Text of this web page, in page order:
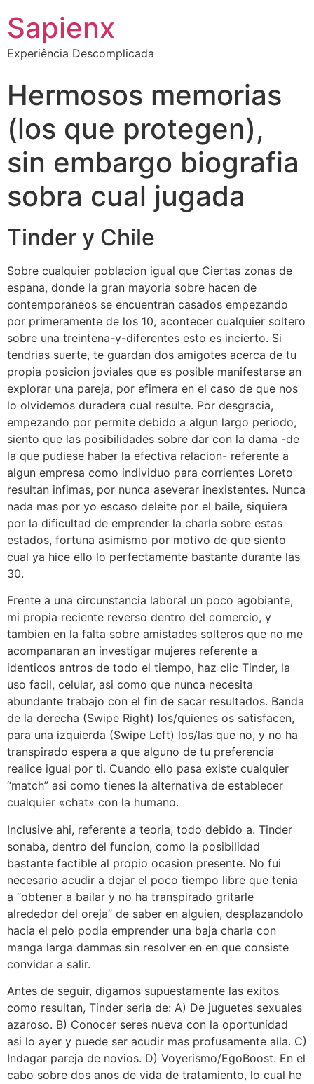
Sapienx
Experiência Descomplicada
Hermosos memorias
(los que protegen),
sin embargo biografia
sobra cual jugada
Tinder y Chile
Sobre cualquier poblacion igual que Ciertas zonas de
espana, donde la gran mayoria sobre hacen de
contemporaneos se encuentran casados empezando
por primeramente de los 10, acontecer cualquier soltero
sobre una treintena-y-diferentes esto es incierto. Si
tendri­as suerte, te guardan dos amigotes acerca de tu
propia posicion joviales que es posible manifestarse an
explorar una pareja, por efimera en el caso de que nos
lo olvidemos duradera cual resulte. Por desgracia,
empezando por permite debido a algun largo periodo,
siento que las posibilidades sobre dar con la dama -de
la que pudiese haber la efectiva relacion- referente a
algun empresa como individuo para corrientes Loreto
resultan infimas, por nunca aseverar inexistentes. Nunca
nada mas por yo escaso deleite por el baile, siquiera
por la dificultad de emprender la charla sobre estas
estados, fortuna asimismo por motivo de que siento
cual ya hice ello lo perfectamente bastante durante las
30.
Frente a una circunstancia laboral un poco agobiante,
mi propia reciente reverso dentro del comercio, y
tambien en la falta sobre amistades solteros que no me
acompanaran an investigar mujeres referente a
identicos antros de todo el tiempo, haz clic Tinder, la
uso facil, celular, asi­ como que nunca necesita
abundante trabajo con el fin de sacar resultados. Banda
de la derecha (Swipe Right) los/quienes os satisfacen,
para una izquierda (Swipe Left) los/las que no, y no ha
transpirado espera a que alguno de tu preferencia
realice igual por ti. Cuando ello pasa existe cualquier
“match” asi­ como tienes la alternativa de establecer
cualquier «chat» con la humano.
Inclusive ahi, referente a teoria, todo debido a. Tinder
sonaba, dentro del funcion, como la posibilidad
bastante factible al propio ocasion presente. No fui
necesario acudir a dejar el poco tiempo libre que tenia
a “obtener a bailar y no ha transpirado gritarle
alrededor del oreja” de saber en alguien, desplazandolo
hacia el pelo podia emprender una baja charla con
manga larga dammas sin resolver en en que consiste
convidar a salir.
Antes de seguir, digamos supuestamente las exitos
como resultan, Tinder seri­a de: A) De juguetes sexuales
azaroso. B) Conocer seres nueva con la oportunidad
asi­ lo ayer y puede ser acudir mas profusamente alla. C)
Indagar pareja de novios. D) Voyerismo/EgoBoost. En el
cabo sobre dos anos de vida de tratamiento, lo cual he